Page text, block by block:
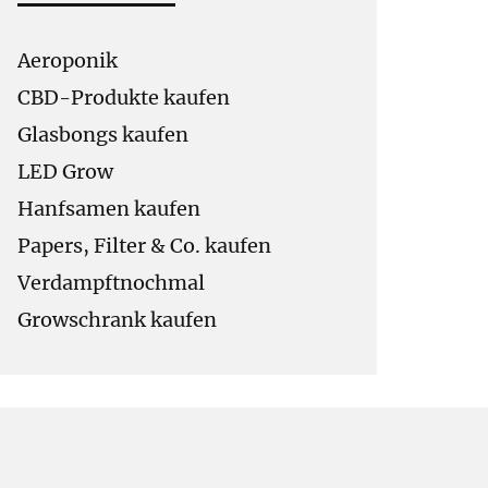
Aeroponik
CBD-Produkte kaufen
Glasbongs kaufen
LED Grow
Hanfsamen kaufen
Papers, Filter & Co. kaufen
Verdampftnochmal
Growschrank kaufen